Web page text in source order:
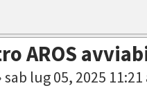
AROS
sab lug 05, 2025